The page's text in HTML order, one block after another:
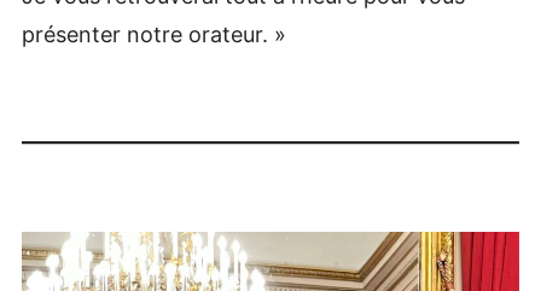
présenter notre orateur. »